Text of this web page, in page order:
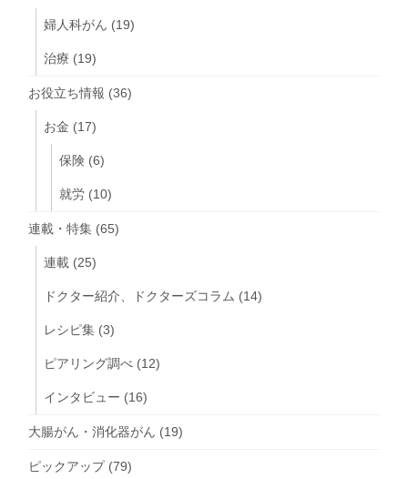
婦人科がん (19)
治療 (19)
お役立ち情報 (36)
お金 (17)
保険 (6)
就労 (10)
連載・特集 (65)
連載 (25)
ドクター紹介、ドクターズコラム (14)
レシピ集 (3)
ピアリング調べ (12)
インタビュー (16)
大腸がん・消化器がん (19)
ピックアップ(79)